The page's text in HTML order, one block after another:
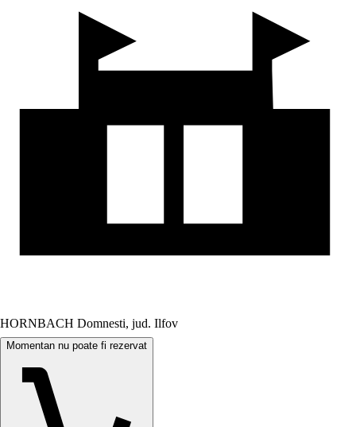
HORNBACH Domnesti, jud. Ilfov
Momentan nu poate fi rezervat